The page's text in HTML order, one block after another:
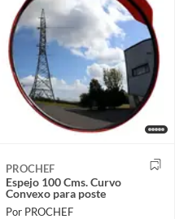
PROCHEF
Espejo 100 Cms. Curvo
Convexo para poste
Por PROCHEF